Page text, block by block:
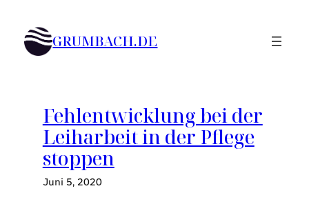
Inhalt
springen GRUMBACH.DE
Fehlentwicklung bei der
Leiharbeit in der Pflege
stoppen
Juni 5, 2020